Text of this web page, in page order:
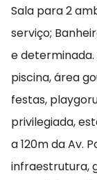
Sala para 2
serviço;
e
piscina, área
festas,
privilegiada,
a 120m da Av.
infraestrutura,